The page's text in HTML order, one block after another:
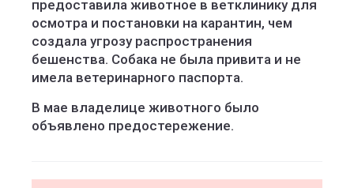
предоставила животное в ветклинику для
осмотра и постановки на карантин, чем
создала угрозу распространения
бешенства. Собака не была привита и не
имела ветеринарного паспорта.
В мае владелице животного было
объявлено предостережение.